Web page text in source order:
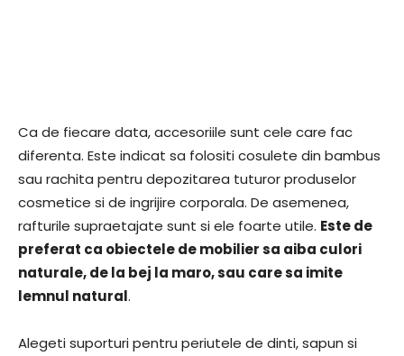
Ca de fiecare data, accesoriile sunt cele care fac
diferenta. Este indicat sa folositi cosulete din bambus
sau rachita pentru depozitarea tuturor produselor
cosmetice si de ingrijire corporala. De asemenea,
rafturile supraetajate sunt si ele foarte utile. Este de
preferat ca obiectele de mobilier sa aiba culori
naturale, de la bej la maro, sau care sa imite
lemnul natural.
Alegeti suporturi pentru periutele de dinti, sapun si